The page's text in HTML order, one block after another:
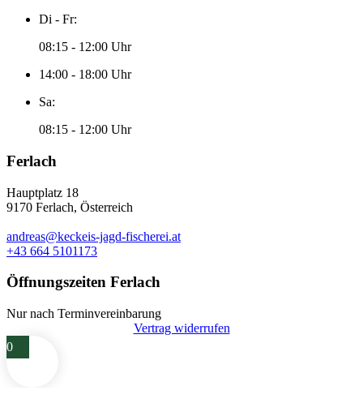
Di - Fr:
08:15 - 12:00 Uhr
14:00 - 18:00 Uhr
Sa:
08:15 - 12:00 Uhr
Ferlach
Hauptplatz 18
9170 Ferlach, Österreich
andreas@keckeis-jagd-fischerei.at
+43 664 5101173
Öffnungszeiten Ferlach
Nur nach Terminvereinbarung
Vertrag widerrufen
0